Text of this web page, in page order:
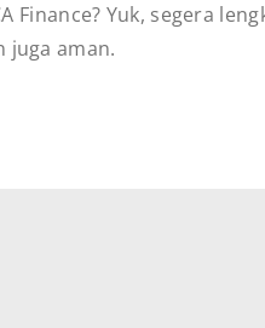
Yuk, segera
juga aman.